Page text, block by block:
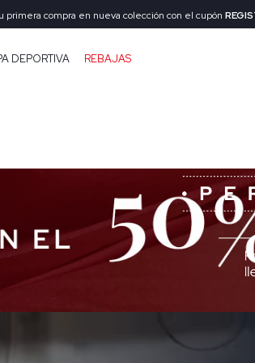
primera compra en nueva colección con el cupón
DEPORTIVA REBAJAS